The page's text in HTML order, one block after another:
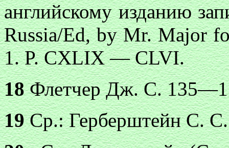
английскому изданию
Russia/Ed, by Mr. Major
1. P. CXLIX — CLVI.
18Флетчер Дж. С.
19Ср.: Герберштейн С.